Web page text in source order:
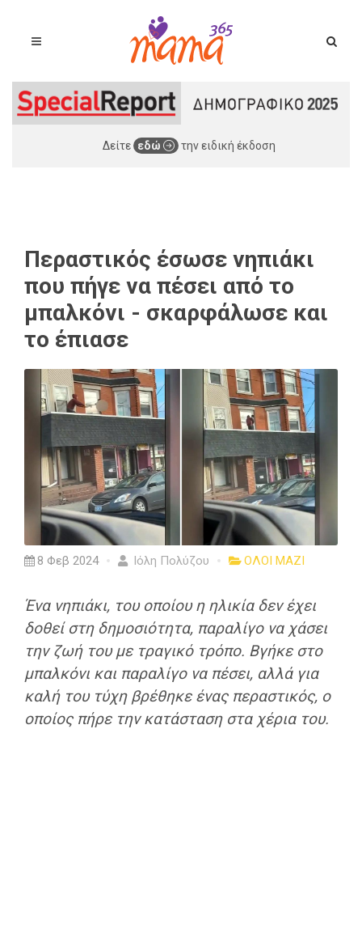
Δείτε εδώ την ειδική έκδοση
Περαστικός έσωσε νηπιάκι
που πήγε να πέσει από το
μπαλκόνι - σκαρφάλωσε και
το έπιασε
8 Φεβ 2024 Ιόλη Πολύζου ΟΛΟΙ ΜΑΖΙ
Ένα νηπιάκι, του οποίου η ηλικία δεν έχει
δοθεί στη δημοσιότητα, παραλίγο να χάσει
την ζωή του με τραγικό τρόπο. Βγήκε στο
μπαλκόνι και παραλίγο να πέσει, αλλά για
καλή του τύχη βρέθηκε ένας περαστικός, ο
οποίος πήρε την κατάσταση στα χέρια του.